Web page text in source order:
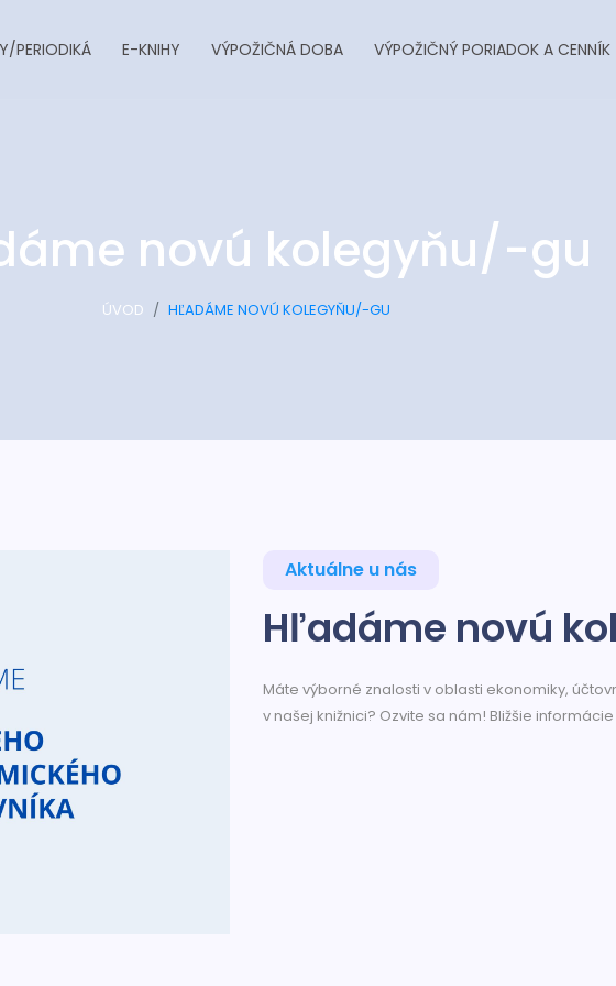
PERIODIKÁ E-KNIHY VÝPOŽIČNÁ DOBA VÝPOŽIČNÝ PORIADOK A CENNÍK
novú kolegyňu/-gu
ÚVOD HĽADÁME NOVÚ KOLEGYŇU/-GU
Aktuálne u nás
Hľadáme novú
Máte výborné znalosti v oblasti ekonomiky,
v našej knižnici? Ozvite sa nám! Bližšie